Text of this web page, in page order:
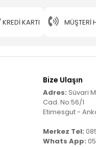
KARTI MÜŞTERI
Bize Ulaşın
Adres: Süvari
Cad. No:56/1
Etimesgut -
Merkez Tel:
Whats App: